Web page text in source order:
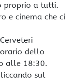
proprio a tutti.
e cinema che ci
orario dello
alle 18:30.
cliccando sul